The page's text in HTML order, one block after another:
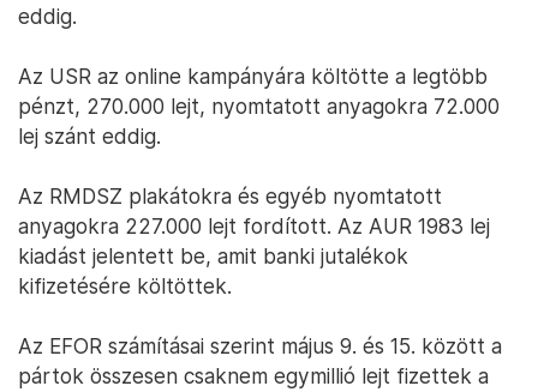
eddig.
Az USR az online kampányára költötte a legtöbb
pénzt, 270.000 lejt, nyomtatott anyagokra 72.000
lej szánt eddig.
Az RMDSZ plakátokra és egyéb nyomtatott
anyagokra 227.000 lejt fordított. Az AUR 1983 lej
kiadást jelentett be, amit banki jutalékok
kifizetésére költöttek.
Az EFOR számításai szerint május 9. és 15. között a
pártok összesen csaknem egymillió lejt fizettek a